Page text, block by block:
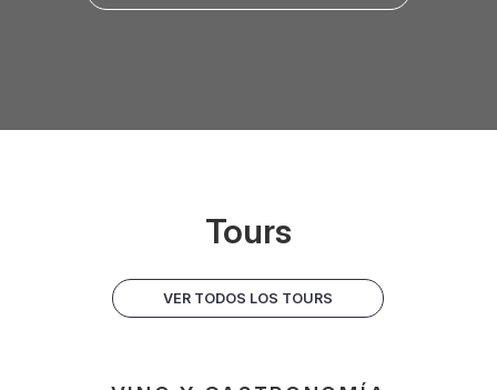
Tours
VER TODOS LOS TOURS